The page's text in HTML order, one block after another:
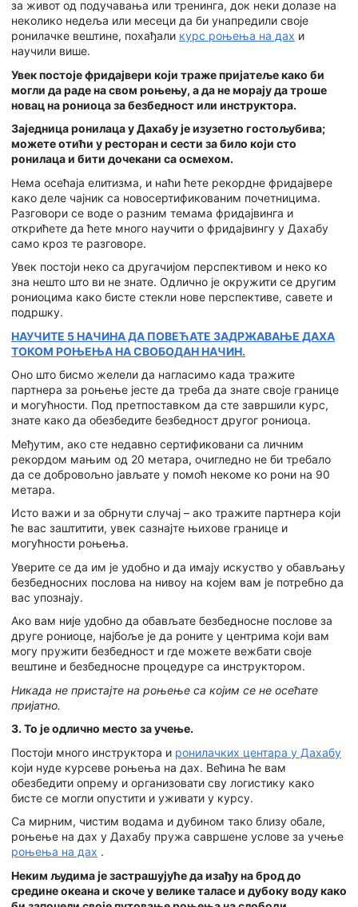
за живот од подучавања или тренинга, док неки долазе на
неколико недеља или месеци да би унапредили своје
ронилачке вештине, похађали курс роњења на дах и
научили више.
Увек постоје фридајвери који траже пријатеље како би
могли да раде на свом роњењу, а да не морају да троше
новац на рониоца за безбедност или инструктора.
Заједница ронилаца у Дахабу је изузетно гостољубива;
можете отићи у ресторан и сести за било који сто
ронилаца и бити дочекани са осмехом.
Нема осећаја елитизма, и наћи ћете рекордне фридајвере
како деле чајник са новосертификованим почетницима.
Разговори се воде о разним темама фридајвинга и
открићете да ћете много научити о фридајвингу у Дахабу
само кроз те разговоре.
Увек постоји неко са другачијом перспективом и неко ко
зна нешто што ви не знате. Одлично је окружити се другим
рониоцима како бисте стекли нове перспективе, савете и
подршку.
НАУЧИТЕ 5 НАЧИНА ДА ПОВЕЋАТЕ ЗАДРЖАВАЊЕ ДАХА
ТОКОМ РОЊЕЊА НА СВОБОДАН НАЧИН.
Оно што бисмо желели да нагласимо када тражите
партнера за роњење јесте да треба да знате своје границе
и могућности. Под претпоставком да сте завршили курс,
знате како да обезбедите безбедност другог рониоца.
Међутим, ако сте недавно сертификовани са личним
рекордом мањим од 20 метара, очигледно не би требало
да се добровољно јављате у помоћ некоме ко рони на 90
метара.
Исто важи и за обрнути случај – ако тражите партнера који
ће вас заштитити, увек сазнајте њихове границе и
могућности роњења.
Уверите се да им је удобно и да имају искуство у обављању
безбедносних послова на нивоу на којем вам је потребно да
вас упознају.
Ако вам није удобно да обављате безбедносне послове за
друге рониоце, најбоље је да роните у центрима који вам
могу пружити безбедност и где можете вежбати своје
вештине и безбедносне процедуре са инструктором.
Никада не пристајте на роњење са којим се не осећате
пријатно.
3. То је одлично место за учење.
Постоји много инструктора и ронилачких центара у Дахабу
који нуде курсеве роњења на дах. Већина ће вам
обезбедити опрему и организовати сву логистику како
бисте се могли опустити и уживати у курсу.
Са мирним, чистим водама и дубином тако близу обале,
роњење на дах у Дахабу пружа савршене услове за учење
роњења на дах .
Неким људима је застрашујуће да изађу на брод до
средине океана и скоче у велике таласе и дубоку воду како